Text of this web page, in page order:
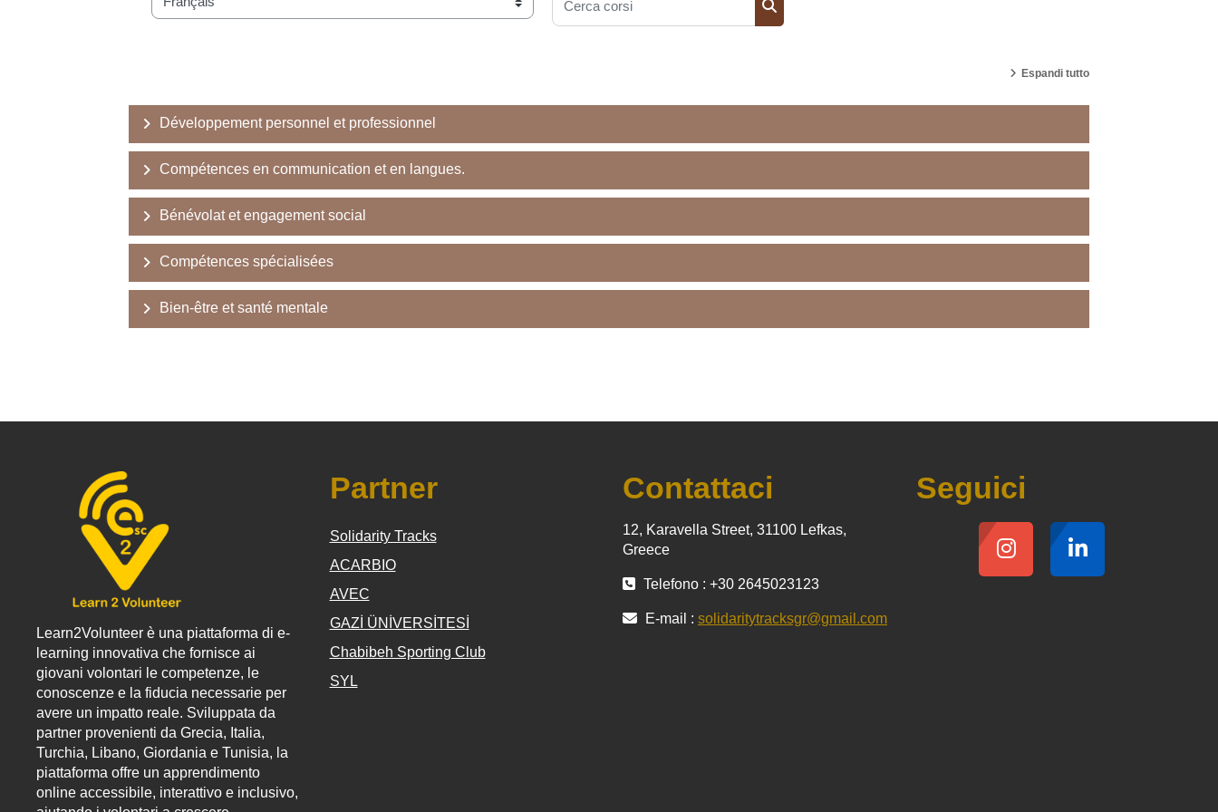
Cerca corsi
Espandi tutto
Développement personnel et professionnel
Compétences en communication et en langues.
Bénévolat et engagement social
Compétences spécialisées
Bien-être et santé mentale
Learn2Volunteer è una piattaforma di e-
learning innovativa che fornisce ai
giovani volontari le competenze, le
conoscenze e la fiducia necessarie per
avere un impatto reale. Sviluppata da
partner provenienti da Grecia, Italia,
Turchia, Libano, Giordania e Tunisia, la
piattaforma offre un apprendimento
online accessibile, interattivo e inclusivo,
Partner
Solidarity Tracks
ACARBIO
AVEC
GAZİ ÜNİVERSİTESİ
Chabibeh Sporting Club
SYL
Contattaci
12, Karavella Street, 31100 Lefkas,
Greece
Telefono : +30 2645023123
E-mail : solidaritytracksgr@gmail.com
Seguici